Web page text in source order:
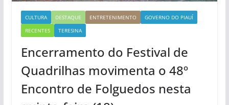
CULTURA DESTAQUE ENTRETENIMENTO
GOVERNO DO PIAUÍ
RECENTES
TERESINA
Encerramento do Festival de
Quadrilhas movimenta o 48º
Encontro de Folguedos nesta